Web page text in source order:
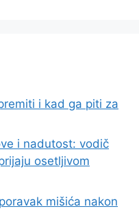
i kad ga piti za
i nadutost: vodič
osetljivom
mišića nakon